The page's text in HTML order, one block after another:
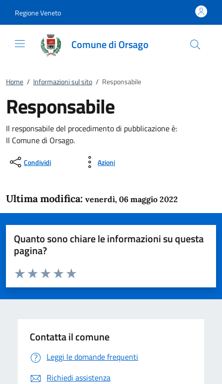
Regione Veneto
Comune di Orsago
Home / Informazioni sul sito / Responsabile
Responsabile
Il responsabile del procedimento di pubblicazione è:
Il Comune di Orsago.
Condividi Azioni
Ultima modifica: venerdì, 06 maggio 2022
Quanto sono chiare le informazioni su questa
pagina?
Domanda
Valuta da 1 a 5 stelle la pagina
Valuta 5 stelle su 5
Valuta 4 stelle su 5
Valuta 3 stelle su 5
Valuta 2 stelle su 5
Valuta 1 stelle su 5
Contatta il comune
Leggi le domande frequenti
Richiedi assistenza